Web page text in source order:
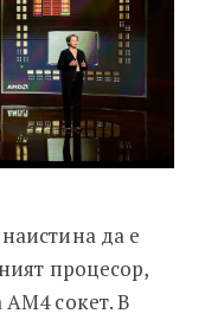
да е
процесор,
сокет. В